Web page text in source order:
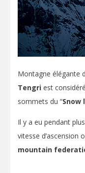
Montagne élégante
Tengri est
sommets du “Snow
Il y a eu pendant
vitesse d’ascension
mountain